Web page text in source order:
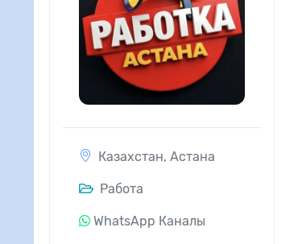
Казахстан, Астана
Работа
WhatsApp Каналы